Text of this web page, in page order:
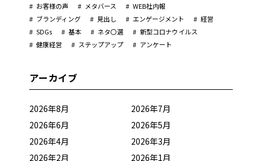
お客様の声
メタバース
WEB社内報
ブランディング
見出し エンゲージメント
経営
SDGs
基本 ネタ〇選
新型コロナウイルス
健康経営
ステップアップ アンケート
アーカイブ
2026年8月
2026年7月
2026年6月
2026年5月
2026年4月
2026年3月
2026年2月
2026年1月